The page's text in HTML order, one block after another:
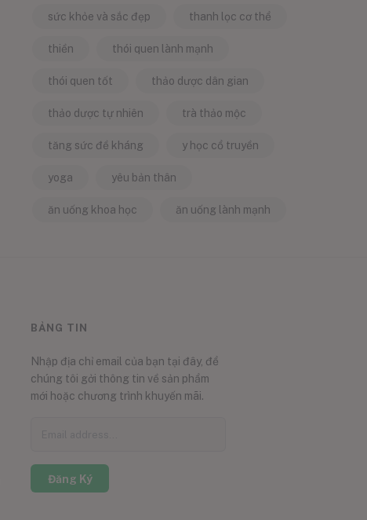
sức khỏe và sắc đẹp thanh lọc cơ thể
thiền thói quen lành mạnh
thói quen tốt thảo dược dân gian
thảo dược tự nhiên trà thảo mộc
tăng sức đề kháng y học cổ truyền
yoga yêu bản thân
ăn uống khoa học ăn uống lành mạnh
BẢNG TIN
Nhập địa chỉ email của bạn tại đây, để
chúng tôi gởi thông tin về sản phẩm
mới hoặc chương trình khuyến mãi.
Đăng Ký